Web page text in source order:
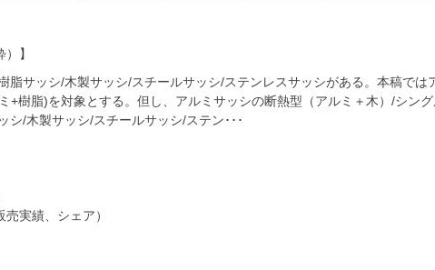
】
脂サッシ/木製サッシ/スチールサッシ/ステンレスサッシがある。本稿では
+樹脂)を対象とする。但し、アルミサッシの断熱型（アルミ＋木）/シング
シ/木製サッシ/スチールサッシ/ステン･･･
実績、シェア）